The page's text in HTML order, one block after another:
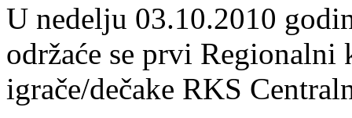
U nedelju 03.10.2010
održaće se prvi
igrače/dečake RKS